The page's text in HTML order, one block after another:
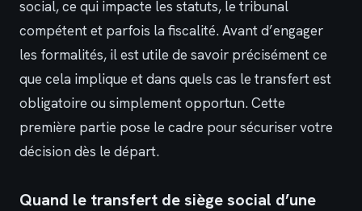
social, ce qui impacte les statuts, le tribunal
compétent et parfois la fiscalité. Avant d’engager
les formalités, il est utile de savoir précisément ce
que cela implique et dans quels cas le transfert est
obligatoire ou simplement opportun. Cette
première partie pose le cadre pour sécuriser votre
décision dès le départ.
Quand le transfert de siège social d’une